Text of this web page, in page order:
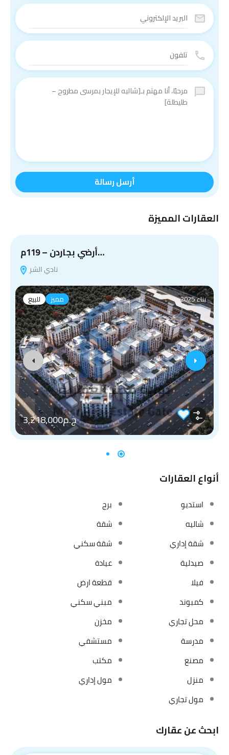
أرسل رسالة
العقارات المميزة
أرضي بجاردن – 119م…
نادي الشر
للبيع مميز بناء 2025
ج.م3,218,000
أنواع العقارات
استديو
برج
شاليه
شقة
شقة إداري
شقة سكني
صيدلية
عيادة
فيلا
قطعة ارض
كمبوند
مبني سكني
محل تجاري
مخزن
مدرسة
مستشفي
مصنع
مكتب
منزل
مول إداري
مول تجاري
ابحث عن عقارك